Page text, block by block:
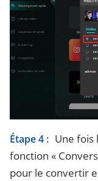
Étape 4 : Une fois
fonction «
pour le convertir